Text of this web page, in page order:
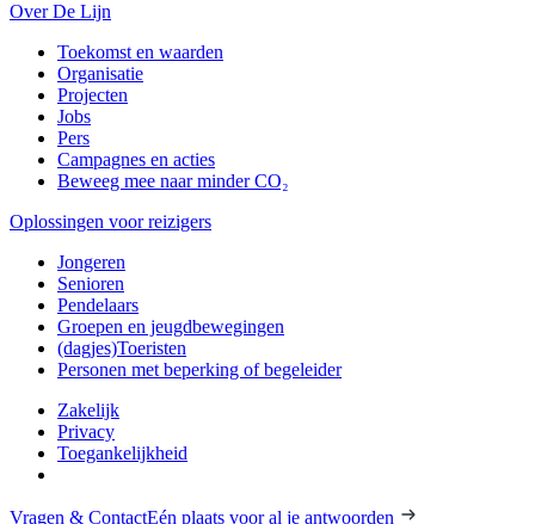
Over De Lijn
Toekomst en waarden
Organisatie
Projecten
Jobs
Pers
Campagnes en acties
Beweeg mee naar minder CO₂
Oplossingen voor reizigers
Jongeren
Senioren
Pendelaars
Groepen en jeugdbewegingen
(dagjes)Toeristen
Personen met beperking of begeleider
Zakelijk
Privacy
Toegankelijkheid
Vragen & ContactEén plaats voor al je antwoorden